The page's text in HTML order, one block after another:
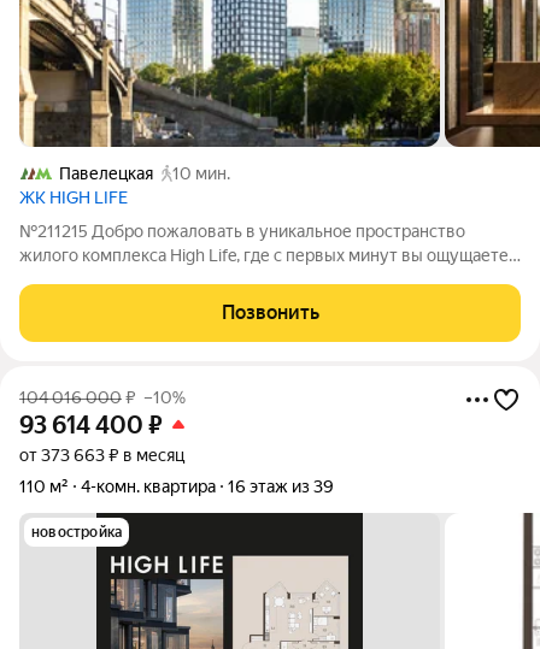
Павелецкая
10 мин.
ЖК HIGH LIFE
№211215 Добро пожаловать в уникальное пространство
жилого комплекса High Life, где с первых минут вы ощущаете
вниманию квартиру с премиальной отделкой площадью 113,4
м. Квартира расположена на 5
Позвонить
104 016 000₽ –10%
93 614 400 ₽
от 373 663 ₽ в месяц
110 м²
4-комн. квартира 16 этаж из 39
новостройка